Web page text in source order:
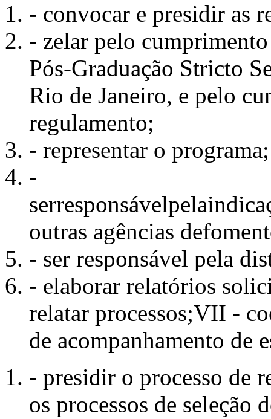
- convocar e presidir as
- zelar pelo
Pós-Graduação Stricto
Rio de Janeiro, e pelo
regulamento;
- representar o programa;
-
outras agências
- ser responsável pela
- elaborar relatórios
relatar processos;VII -
de acompanhamento de
- presidir o processo de
os processos de seleção